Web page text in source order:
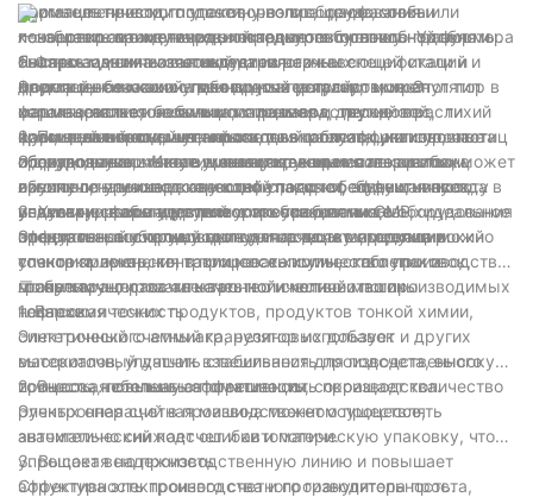
промышленности, ‌ подсчет, ‌ розлив, ‌ расфасовка или
консервирование твердых предметов правильной формы. ‌
счетная машина изготовлена ​​из нержавеющей стали и
других высококачественных материалов, ‌ имеет
характеристики небольшого размера, ‌ легкий вес, ‌ тихий
шум, ‌ точный подсчет, ‌ простота эксплуатации и простота
обслуживания. ‌ Часть, контактирующая с лекарством,
изготовлена ​​из нержавеющей стали, ‌ обеспечить чистоту
упаковки, ‌ в соответствии с требованиями GMP, ‌ идеальное
специальное оборудование для подсчета, ‌ розлив и ‌
упаковка лекарств, таких как капсулы, ‌ таблетки и ‌
гранулы. ‌
двигатель приводит пластину во вращение, чтобы
лекарство автоматически попадало в бутылку. ‌ Удобно и
быстро заменять счетный диск разных спецификаций и
моделей, ‌ без какой-либо другой регулировки. ‌ Этот тип
машины является самым маленьким, ‌ передовой, ‌
красивый и экономичный счетный розлив, ‌ упаковочное
оборудование в Китае в настоящее время. ‌
фармацевтического упаковочного оборудования и
повышение международной конкурентоспособности. ‌
Являясь одним из высокотехнологичных
фармацевтических упаковочных устройств, ‌ гранулятор в
фармацевтике, ‌ больница, ‌ пищевая и другие отрасли
промышленности, ‌ не только повышает эффективность
производства, ‌ также уменьшает количество ошибок
вручную, ‌ улучшает качество упаковки, ‌ будущая звезда в
индустрии фармацевтического упаковочного оборудования
一: область применения электронного счетного гранулятора
1. Фармацевтическая индустрия
Электронная машина для подсчета гранул может
использоваться на линии по производству
фармацевтической упаковки, для таблеток, капсул, частиц
и других мелких частиц лекарственных материалов, может
обеспечить высокоскоростной подсчет, эффективную
упаковку, чтобы удовлетворить требования к
эффективному производству и качеству продукции.
2. Пищевая промышленность
Электронную счетную машину можно использовать на
линиях по производству конфет, картофельных чипсов,
печенья, орехов и другой упаковки для пищевых
продуктов, поскольку мелкие частицы материала можно
точно измерить, контролировать количество упаковок,
чтобы гарантировать качество и количество производимых
товаров.
3. Химическая индустрия
Электронный счетный гранулятор также имеет широкий
спектр применения в процессе химического производства,
может точно рассчитывать количество и поток
нефтехимических продуктов, продуктов тонкой химии,
синтетического аммиака, резиновых добавок и других
материалов, улучшать стабильность производственного
процесса, повышать эффективность производства.
二: преимущества электронной счетной машины
1. Высокая точность
Электронный счетный гранулятор использует
высокоточный датчик взвешивания для подсчета, высокую
точность, небольшую погрешность, сокращает количество
ручных операций в производственном процессе,
значительно снижает ошибки и потери.
2. Высокая степень автоматизации
Электронная счетная машина может осуществлять
автоматический подсчет и автоматическую упаковку, что
упрощает всю производственную линию и повышает
эффективность производства и производительность.
3. Высокая надежность
Структура электронного счетного гранулятора проста,